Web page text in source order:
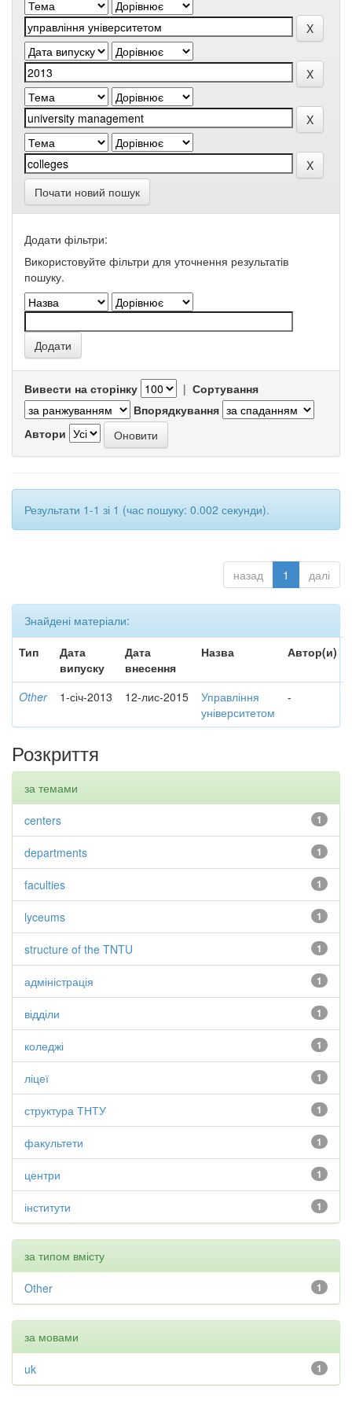
Почати новий пошук
Додати фільтри:
Використовуйте фільтри для уточнення результатів
пошуку.
Вивести на сторінку | Сортування
Впорядкування
Автори
Результати 1-1 зі 1 (час пошуку: 0.002 секунди).
назад 1 далі
Знайдені матеріали:
Тип
Дата
випуску
Дата
внесення
Назва Автор(и)
Other 1-січ-2013 12-лис-2015
Управління
університетом
-
Розкриття
за темами
1
centers
1
departments
1
faculties
1
lyceums
1
structure of the TNTU
1
адміністрація
1
відділи
1
коледжі
1
ліцеї
1
структура ТНТУ
1
факультети
1
центри
1
інститути
за типом вмісту
1
Other
за мовами
1
uk